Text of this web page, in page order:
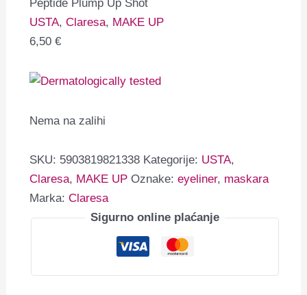
Peptide Plump Up Shot
USTA,Claresa, MAKE UP
6,50€
Nema na zalihi
SKU: 5903819821338 Kategorije: USTA,
Claresa, MAKE UP Oznake:eyeliner, maskara
Marka:Claresa
Sigurno online plaćanje